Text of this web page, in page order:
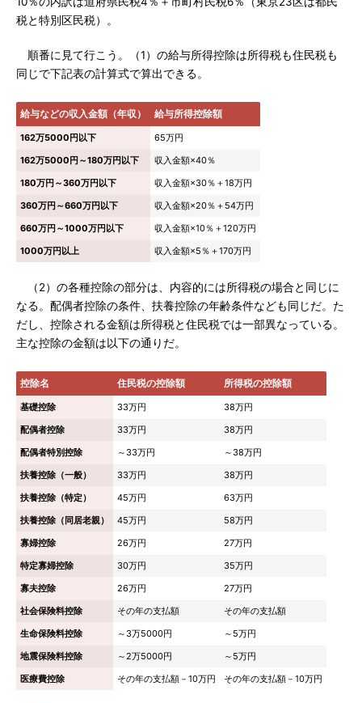
税と特別区民税）。
順番に見て行こう。（1）の給与所得控除は所得税も住民税も
同じで下記表の計算式で算出できる。
給与などの収入金額（年収） 給与所得控除額
162万5000円以下
65万円
162万5000円～180万円以下
収入金額×40％
180万円～360万円以下
収入金額×30％＋18万円
360万円～660万円以下
収入金額×20％＋54万円
660万円～1000万円以下
収入金額×10％＋120万円
1000万円以上
収入金額×5％＋170万円
（2）の各種控除の部分は、内容的には所得税の場合と同じに
なる。配偶者控除の条件、扶養控除の年齢条件なども同じだ。た
だし、控除される金額は所得税と住民税では一部異なっている。
主な控除の金額は以下の通りだ。
控除名 住民税の控除額 所得税の控除額
基礎控除 33万円
38万円
配偶者控除
33万円
38万円
配偶者特別控除
～33万円
～38万円
扶養控除（一般）
33万円
38万円
扶養控除（特定）
45万円
63万円
扶養控除（同居老親）
45万円
58万円
寡婦控除
26万円
27万円
特定寡婦控除
30万円
35万円
寡夫控除
26万円
27万円
社会保険料控除
その年の支払額
その年の支払額
生命保険料控除
～3万5000円
～5万円
地震保険料控除
～2万5000円
～5万円
医療費控除
その年の支払額－10万円 その年の支払額－10万円